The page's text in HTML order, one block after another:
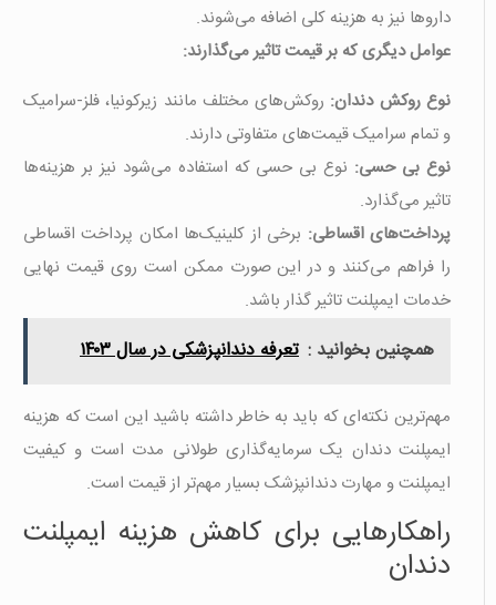
داروها نیز به هزینه کلی اضافه می‌شوند.
عوامل دیگری که بر قیمت تاثیر می‌گذارند:
نوع روکش دندان: روکش‌های مختلف مانند زیرکونیا، فلز-سرامیک
و تمام سرامیک قیمت‌های متفاوتی دارند.
نوع بی حسی: نوع بی حسی که استفاده می‌شود نیز بر هزینه‌ها
تاثیر می‌گذارد.
پرداخت‌های اقساطی: برخی از کلینیک‌ها امکان پرداخت اقساطی
را فراهم می‌کنند و در این صورت ممکن است روی قیمت نهایی
خدمات ایمپلنت تاثیر گذار باشد.
همچنین بخوانید : تعرفه دندانپزشکی در سال ۱۴۰۳
مهم‌ترین نکته‌ای که باید به خاطر داشته باشید این است که هزینه
ایمپلنت دندان یک سرمایه‌گذاری طولانی مدت است و کیفیت
ایمپلنت و مهارت دندانپزشک بسیار مهم‌تر از قیمت است.
راهکارهایی برای کاهش هزینه ایمپلنت
دندان